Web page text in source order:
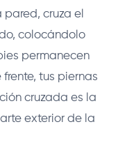
cruza el
colocándolo
permanecen
tus piernas
cruzada es la
exterior de la